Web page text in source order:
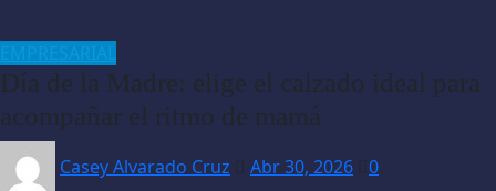
Día de la Madre: elige el calzado ideal para
acompañar el ritmo de mamá
Casey Alvarado Cruz Abr 30, 2026 0